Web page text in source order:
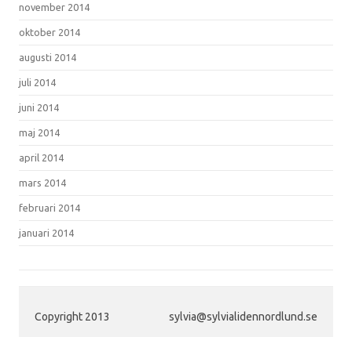
november 2014
oktober 2014
augusti 2014
juli 2014
juni 2014
maj 2014
april 2014
mars 2014
februari 2014
januari 2014
Copyright 2013 sylvia@sylvialidennordlund.se